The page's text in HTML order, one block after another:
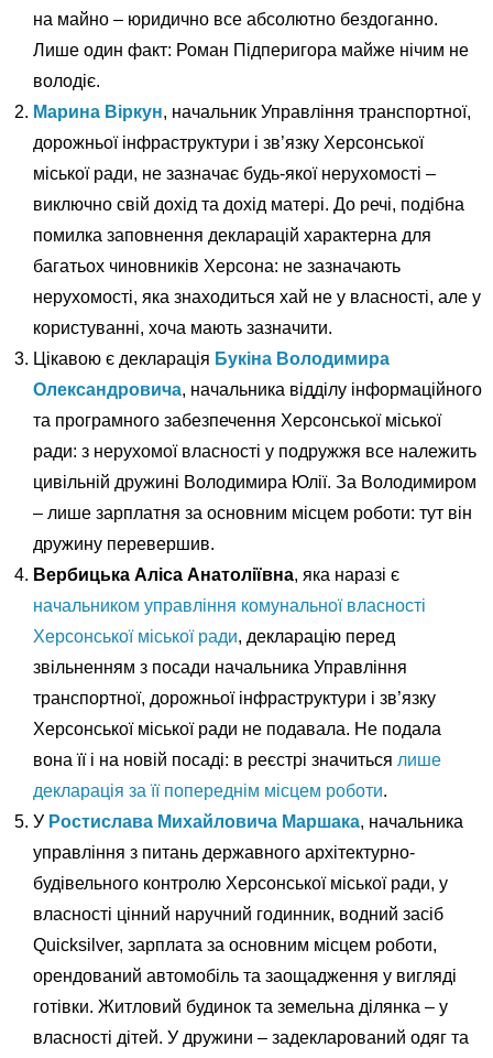
на майно – юридично все абсолютно бездоганно.
Лише один факт: Роман Підперигора майже нічим не
володіє.
Марина Віркун, начальник Управління транспортної,
дорожньої інфраструктури і зв’язку Херсонської
міської ради, не зазначає будь-якої нерухомості –
виключно свій дохід та дохід матері. До речі, подібна
помилка заповнення декларацій характерна для
багатьох чиновників Херсона: не зазначають
нерухомості, яка знаходиться хай не у власності, але у
користуванні, хоча мають зазначити.
Цікавою є декларація Букіна Володимира
Олександровича, начальника відділу інформаційного
та програмного забезпечення Херсонської міської
ради: з нерухомої власності у подружжя все належить
цивільній дружині Володимира Юлії. За Володимиром
– лише зарплатня за основним місцем роботи: тут він
дружину перевершив.
Вербицька Аліса Анатоліївна, яка наразі є
начальником управління комунальної власності
Херсонської міської ради, декларацію перед
звільненням з посади начальника Управління
транспортної, дорожньої інфраструктури і зв’язку
Херсонської міської ради не подавала. Не подала
вона її і на новій посаді: в реєстрі значиться лише
декларація за її попереднім місцем роботи.
У Ростислава Михайловича Маршака, начальника
управління з питань державного архітектурно-
будівельного контролю Херсонської міської ради, у
власності цінний наручний годинник, водний засіб
Quicksilver, зарплата за основним місцем роботи,
орендований автомобіль та заощадження у вигляді
готівки. Житловий будинок та земельна ділянка – у
власності дітей. У дружини – задекларований одяг та